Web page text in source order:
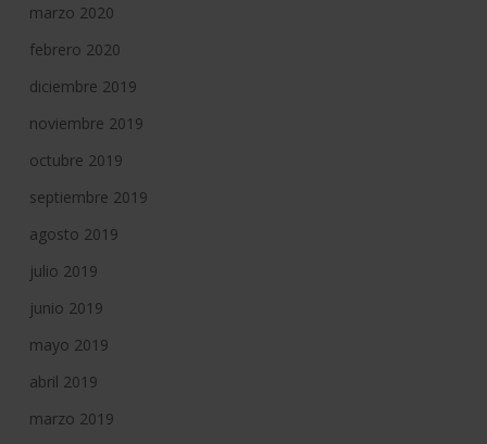
marzo 2020
febrero 2020
diciembre 2019
noviembre 2019
octubre 2019
septiembre 2019
agosto 2019
julio 2019
junio 2019
mayo 2019
abril 2019
marzo 2019